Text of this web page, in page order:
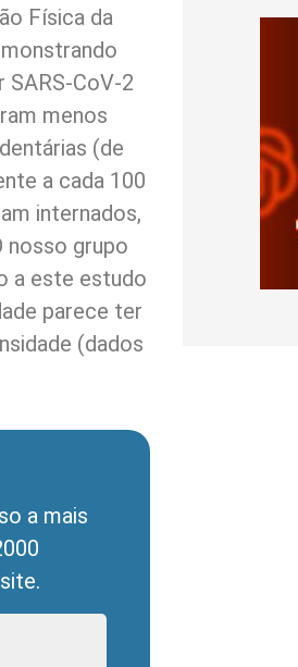
Física da
CoV-2
menos
(de
a cada 100
internados,
grupo
a este estudo
parece ter
(dados
a mais